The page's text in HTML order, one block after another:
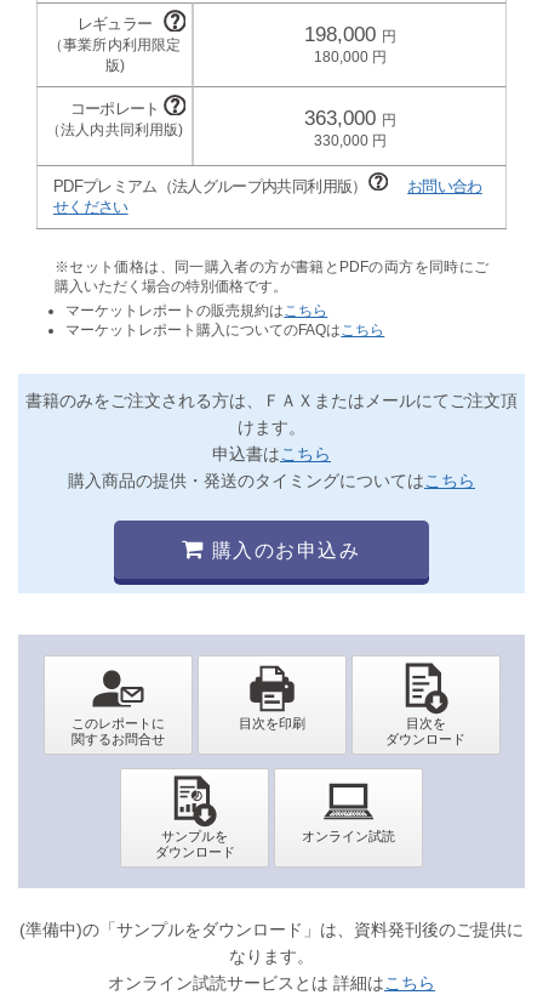
198,000
180,000
363,000
330,000
PDFプレミアム（法人グループ内共同利用版）
お問い合わ
せください
※セット価格は、同一購入者の方が書籍とPDFの両方を同時にご
購入いただく場合の特別価格です。
マーケットレポートの販売規約は こちら
マーケットレポート購入についてのFAQは こちら
書籍のみをご注文される方は、ＦＡＸまたはメールにてご注文頂
けます。
申込書はこちら
購入商品の提供・発送のタイミングについてはこちら
購入のお申込み
(準備中)の「サンプルをダウンロード」は、資料発刊後のご提供に
なります。
オンライン試読サービスとは 詳細はこちら